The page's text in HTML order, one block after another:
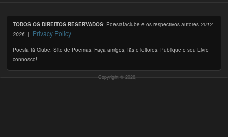
TODOS OS DIREITOS RESERVADOS: Poesiafaclube e os respectivos autores2012-
2026. | Privacy Policy
Poesia fã Clube. Site de Poemas. Faça amigos, fãs e leitores. Publique o seu Livro
connosco!
Copyright © 2026,